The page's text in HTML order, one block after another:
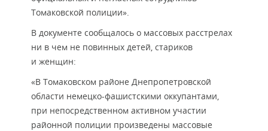
Томаковской полиции».
В документе сообщалось о массовых расстрелах
ни в чем не повинных детей, стариков
и женщин:
«В Томаковском районе Днепропетровской
области немецко-фашистскими оккупантами,
при непосредственном активном участии
районной полиции произведены массовые